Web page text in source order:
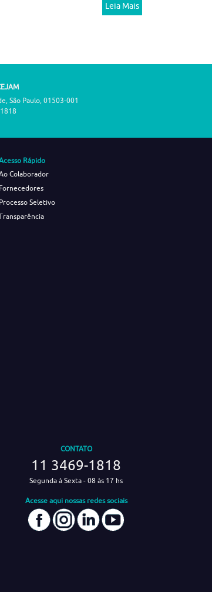
Leia Mais
São Paulo, 01503-001
Rápido
Colaborador
Fornecedores
Processo Seletivo
CONTATO
11 3469-1818
Segunda à Sexta - 08 às 17 hs
Acesse aqui nossas redes sociais